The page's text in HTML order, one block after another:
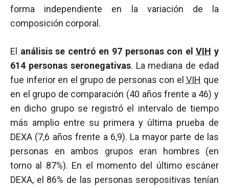
forma independiente en la variación de la
composición corporal.
El análisis se centró en 97 personas con elVIH y
614 personas seronegativas. La mediana de edad
fue inferior en el grupo de personas con elVIH que
en el grupo de comparación (40 años frente a 46) y
en dicho grupo se registró el intervalo de tiempo
más amplio entre su primera y última prueba de
DEXA (7,6 años frente a 6,9). La mayor parte de las
personas en ambos grupos eran hombres (en
torno al 87%). En el momento del último escáner
DEXA, el 86% de las personas seropositivas tenían